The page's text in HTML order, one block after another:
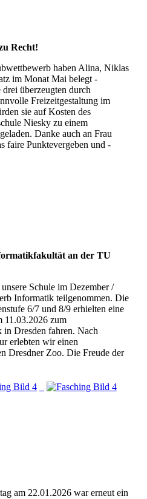
Recht!
haben Alina, Niklas
im Monat Mai belegt -
überzeugten durch
Freizeitgestaltung im
sie auf Kosten des
Niesky zu einem
Danke auch an Frau
faire Punktevergeben und -
an der TU
Schule im Dezember /
Informatik teilgenommen. Die
6/7 und 8/9 erhielten eine
11.03.2026 zum
Dresden fahren. Nach
erlebten wir einen
Dresdner Zoo. Die Freude der
am 22.01.2026 war erneut ein